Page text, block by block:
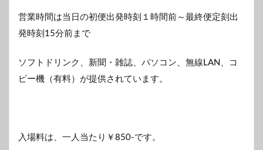
営業時間は当日の初便出発時刻１時間前～最終便定刻出
発時刻15分前まで
ソフトドリンク、新聞・雑誌、パソコン、無線LAN、コ
ピー機（有料）が提供されています。
入場料は、一人当たり￥850-です。